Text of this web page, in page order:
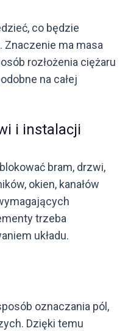
co będzie
Znaczenie ma masa
rozłożenia ciężaru
na całej
i instalacji
bram, drzwi,
okien, kanałów
trzeba
układu.
oznaczania pól,
Dzięki temu